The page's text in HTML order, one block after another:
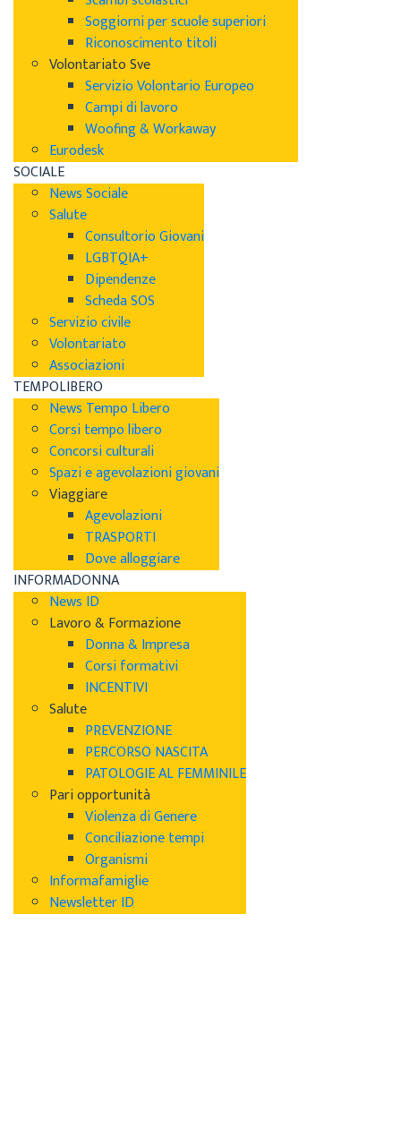
Soggiorni per scuole superiori
Riconoscimento titoli
Volontariato Sve
Servizio Volontario Europeo
Campi di lavoro
Woofing & Workaway
Eurodesk
SOCIALE
News Sociale
Salute
Consultorio Giovani
LGBTQIA+
Dipendenze
Scheda SOS
Servizio civile
Volontariato
Associazioni
TEMPOLIBERO
News Tempo Libero
Corsi tempo libero
Concorsi culturali
Spazi e agevolazioni giovani
Viaggiare
Agevolazioni
TRASPORTI
Dove alloggiare
INFORMADONNA
News ID
Lavoro & Formazione
Donna & Impresa
Corsi formativi
INCENTIVI
Salute
PREVENZIONE
PERCORSO NASCITA
PATOLOGIE AL FEMMINILE
Pari opportunità
Violenza di Genere
Conciliazione tempi
Organismi
Informafamiglie
Newsletter ID